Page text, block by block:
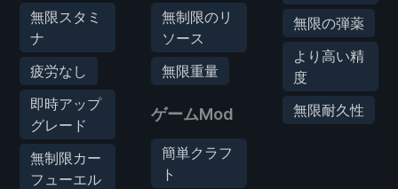
無限スタミ
ナ
疲労なし
即時アップ
グレード
無制限カー
フューエル
無制限のリ
ソース
無限重量
ゲームMod
簡単クラフ
ト
無限の弾薬
より高い精
度
無限耐久性